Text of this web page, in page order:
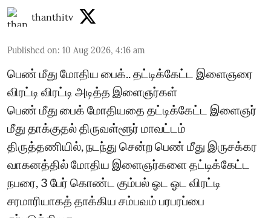
thanthitv
Published on: 10 Aug 2026, 4:16 am
பெண் மீது மோதிய பைக்.. தட்டிக்கேட்ட இளைஞரை
விரட்டி விரட்டி அடித்த இளைஞர்கள்
பெண் மீது பைக் மோதியதை தட்டிக்கேட்ட இளைஞர்
மீது தாக்குதல் திருவள்ளூர் மாவட்டம்
திருத்தணியில், நடந்து சென்ற பெண் மீது இருசக்கர
வாகனத்தில் மோதிய இளைஞர்களை தட்டிக்கேட்ட
நபரை, 3 பேர் கொண்ட கும்பல் ஓட ஓட விரட்டி
சரமாரியாகத் தாக்கிய சம்பவம் பரபரப்பை